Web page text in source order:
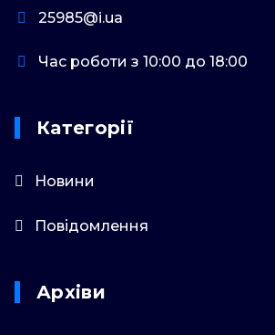
25985@i.ua
Час роботи з 10:00 до 18:00
Категорії
Новини
Повідомлення
Архіви